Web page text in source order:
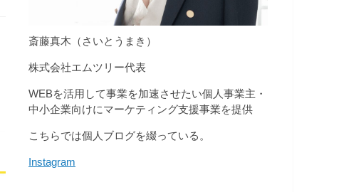
斎藤真木（さいとうまき）
株式会社エムツリー代表
WEBを活用して事業を加速させたい個人事業主・
中小企業向けにマーケティング支援事業を提供
こちらでは個人ブログを綴っている。
Instagram